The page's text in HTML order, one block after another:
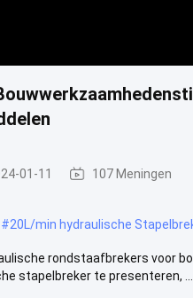
01-11 107 Meningen
#20L/min hydraulische
rondstaafbrekers voor
stapelbreker te presenteren, ...